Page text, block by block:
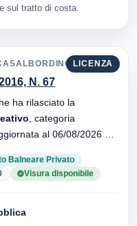
sul tratto di costa.
LICENZA
66021
N. 67
ha rilasciato la
, categoria
Balneare Privato
Visura disponibile